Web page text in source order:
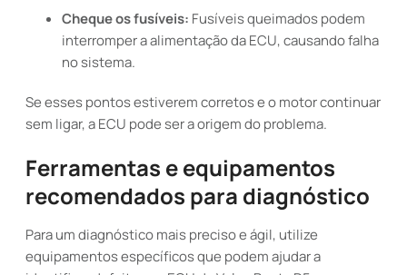
Cheque os fusíveis: Fusíveis queimados podem
interromper a alimentação da ECU, causando falha
no sistema.
Se esses pontos estiverem corretos e o motor continuar
sem ligar, a ECU pode ser a origem do problema.
Ferramentas e equipamentos
recomendados para diagnóstico
Para um diagnóstico mais preciso e ágil, utilize
equipamentos específicos que podem ajudar a